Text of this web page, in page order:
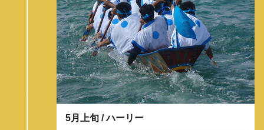
5月上旬 / ハーリー